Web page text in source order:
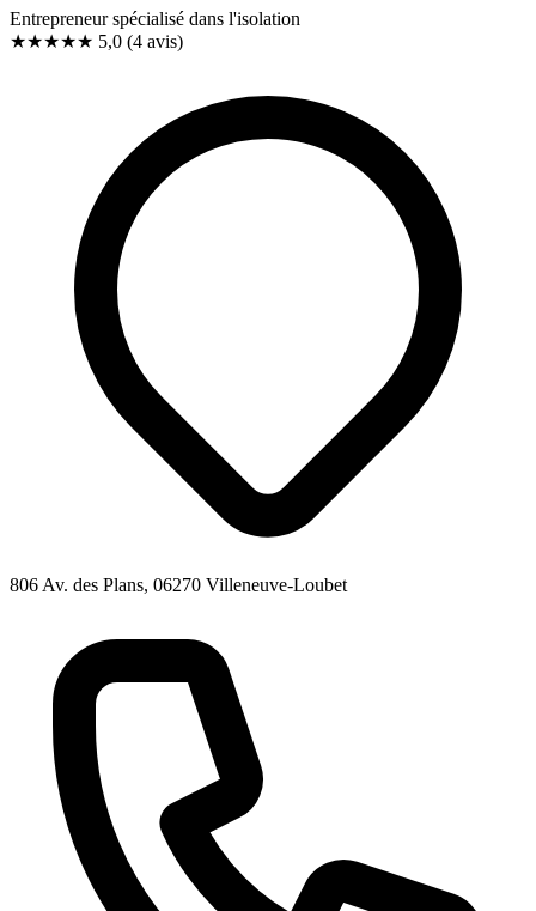
Entrepreneur spécialisé dans l'isolation
★★★★★ 5,0 (4 avis)
806 Av. des Plans, 06270 Villeneuve-Loubet